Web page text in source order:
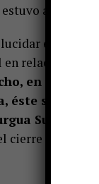
ahí.
el real
relación a
en una
éste señaló
cierre del